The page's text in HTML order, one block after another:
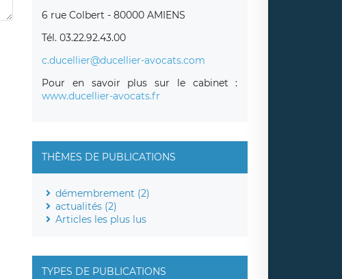
6 rue Colbert - 80000 AMIENS
Tél. 03.22.92.43.00
c.ducellier@ducellier-avocats.com
Pour en savoir plus sur le cabinet :
www.ducellier-avocats.fr
THÈMES DE PUBLICATIONS
démembrement (2)
actualités (2)
Articles les plus lus
TYPES DE PUBLICATIONS